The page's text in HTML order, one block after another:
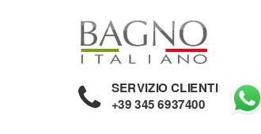
SERVIZIO CLIENTI
+39 345 6937400